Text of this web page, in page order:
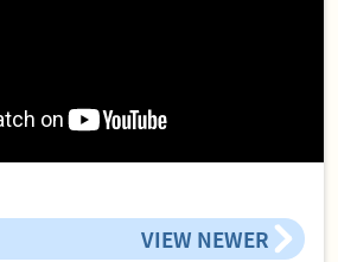
VIEW NEWER